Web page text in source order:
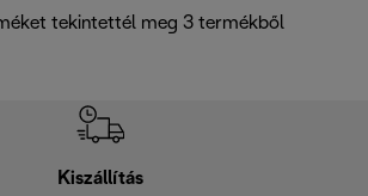
tekintettél meg 3 termékből
Kiszállítás